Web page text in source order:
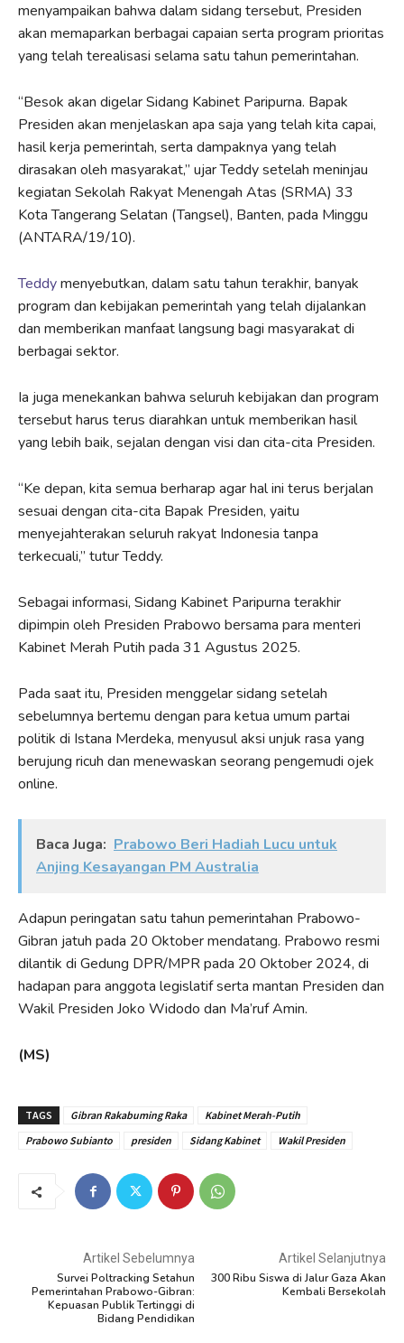
menyampaikan bahwa dalam sidang tersebut, Presiden
akan memaparkan berbagai capaian serta program prioritas
yang telah terealisasi selama satu tahun pemerintahan.
“Besok akan digelar Sidang Kabinet Paripurna. Bapak
Presiden akan menjelaskan apa saja yang telah kita capai,
hasil kerja pemerintah, serta dampaknya yang telah
dirasakan oleh masyarakat,” ujar Teddy setelah meninjau
kegiatan Sekolah Rakyat Menengah Atas (SRMA) 33
Kota Tangerang Selatan (Tangsel), Banten, pada Minggu
(ANTARA/19/10).
Teddymenyebutkan, dalam satu tahun terakhir, banyak
program dan kebijakan pemerintah yang telah dijalankan
dan memberikan manfaat langsung bagi masyarakat di
berbagai sektor.
Ia juga menekankan bahwa seluruh kebijakan dan program
tersebut harus terus diarahkan untuk memberikan hasil
yang lebih baik, sejalan dengan visi dan cita-cita Presiden.
“Ke depan, kita semua berharap agar hal ini terus berjalan
sesuai dengan cita-cita Bapak Presiden, yaitu
menyejahterakan seluruh rakyat Indonesia tanpa
terkecuali,” tutur Teddy.
Sebagai informasi, Sidang Kabinet Paripurna terakhir
dipimpin oleh Presiden Prabowo bersama para menteri
Kabinet Merah Putih pada 31 Agustus 2025.
Pada saat itu, Presiden menggelar sidang setelah
sebelumnya bertemu dengan para ketua umum partai
politik di Istana Merdeka, menyusul aksi unjuk rasa yang
berujung ricuh dan menewaskan seorang pengemudi ojek
online.
Baca Juga: Prabowo Beri Hadiah Lucu untuk
Anjing Kesayangan PM Australia
Adapun peringatan satu tahun pemerintahan Prabowo-
Gibran jatuh pada 20 Oktober mendatang. Prabowo resmi
dilantik di Gedung DPR/MPR pada 20 Oktober 2024, di
hadapan para anggota legislatif serta mantan Presiden dan
Wakil Presiden Joko Widodo dan Ma’ruf Amin.
(MS)
TAGS Gibran Rakabuming Raka
Kabinet Merah-Putih
Prabowo Subianto
presiden Sidang Kabinet Wakil Presiden
Artikel Sebelumnya
Survei Poltracking Setahun
Pemerintahan Prabowo-Gibran:
Kepuasan Publik Tertinggi di
Bidang Pendidikan
Artikel Selanjutnya
300 Ribu Siswa di Jalur Gaza Akan
Kembali Bersekolah